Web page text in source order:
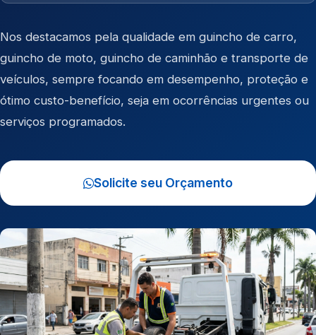
Nos destacamos pela qualidade em guincho de carro,
guincho de moto, guincho de caminhão e transporte de
veículos, sempre focando em desempenho, proteção e
ótimo custo-benefício, seja em ocorrências urgentes ou
serviços programados.
Solicite seu Orçamento